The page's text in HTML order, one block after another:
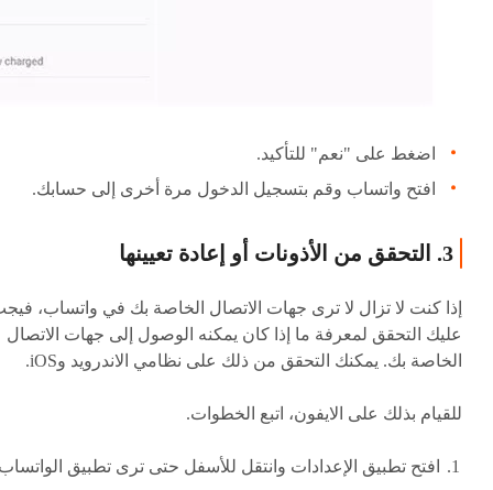
اضغط على "نعم" للتأكيد.
افتح واتساب وقم بتسجيل الدخول مرة أخرى إلى حسابك.
3. التحقق من الأذونات أو إعادة تعيينها
إذا كنت لا تزال لا ترى جهات الاتصال الخاصة بك في واتساب،
عليك التحقق لمعرفة ما إذا كان يمكنه الوصول إلى جهات الاتصال
الخاصة بك. يمكنك التحقق من ذلك على نظامي الاندرويد وiOS.
للقيام بذلك على الايفون، اتبع الخطوات.
افتح تطبيق الإعدادات وانتقل للأسفل حتى ترى تطبيق